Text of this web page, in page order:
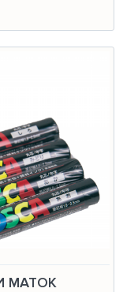
МАТОК